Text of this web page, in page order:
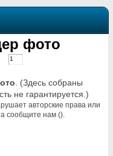
фото
. (Здесь собраны
не гарантируется.)
авторские права или
сообщите нам ().